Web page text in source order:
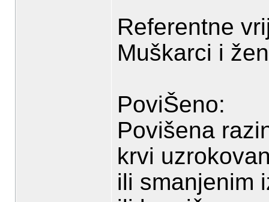
Referentne
Muškarci i
PoviŠeno:
Povišena
krvi
ili smanjenim